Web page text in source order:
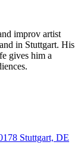
improv artist
in Stuttgart. His
gives him a
Stuttgart, DE